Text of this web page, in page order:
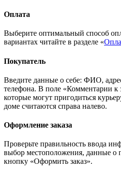
Оплата
Выберите оптимальный способ
вариантах читайте в разделе «
Покупатель
Введите данные о себе: ФИО,
телефона. В поле «Комментарии к
которые могут пригодиться
доме считаются справа налево.
Оформление заказа
Проверьте правильность ввода
выбор местоположения, данные о
кнопку «Оформить заказ».